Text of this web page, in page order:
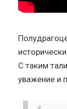
С таким
уважение и